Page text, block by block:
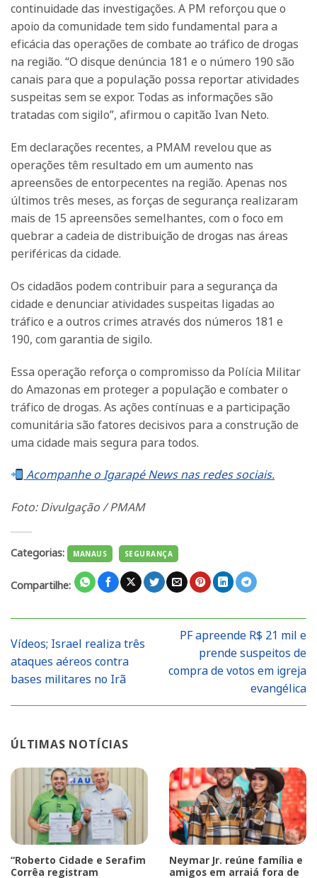
continuidade das investigações. A PM reforçou que o
apoio da comunidade tem sido fundamental para a
eficácia das operações de combate ao tráfico de drogas
na região. “O disque denúncia 181 e o número 190 são
canais para que a população possa reportar atividades
suspeitas sem se expor. Todas as informações são
tratadas com sigilo”, afirmou o capitão Ivan Neto.
Em declarações recentes, a PMAM revelou que as
operações têm resultado em um aumento nas
apreensões de entorpecentes na região. Apenas nos
últimos três meses, as forças de segurança realizaram
mais de 15 apreensões semelhantes, com o foco em
quebrar a cadeia de distribuição de drogas nas áreas
periféricas da cidade.
Os cidadãos podem contribuir para a segurança da
cidade e denunciar atividades suspeitas ligadas ao
tráfico e a outros crimes através dos números 181 e
190, com garantia de sigilo.
Essa operação reforça o compromisso da Polícia Militar
do Amazonas em proteger a população e combater o
tráfico de drogas. As ações contínuas e a participação
comunitária são fatores decisivos para a construção de
uma cidade mais segura para todos.
Acompanhe o Igarapé News nas redes sociais.
Foto: Divulgação / PMAM
Categorias: MANAUS SEGURANÇA
Compartilhe:
Vídeos; Israel realiza três
ataques aéreos contra
bases militares no Irã
PF apreende R$ 21 mil e
prende suspeitos de
compra de votos em igreja
evangélica
ÚLTIMAS NOTÍCIAS
“Roberto Cidade e Serafim
Corrêa registram
Neymar Jr. reúne família e
amigos em arraiá fora de